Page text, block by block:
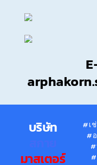
บริษัท
มาสเตอร์
#เ
#